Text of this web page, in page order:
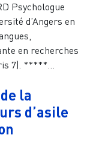
Psychologue
d’Angers en
en recherches
7). *****...
la
d’asile